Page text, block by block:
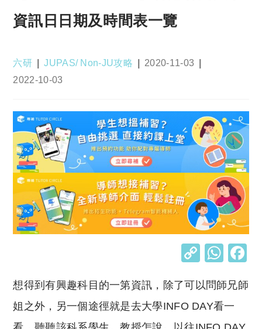
資訊日日期及時間表一覽
Post
六研
Post
JUPAS/ Non-JU攻略
Post
2020-11-03
Post
2022-10-03
C
p
y
W
at
s
想得到有興趣科目的一第資訊，除了可以問師兄師
姐之外，另一個途徑就是去大學INFO DAY看一